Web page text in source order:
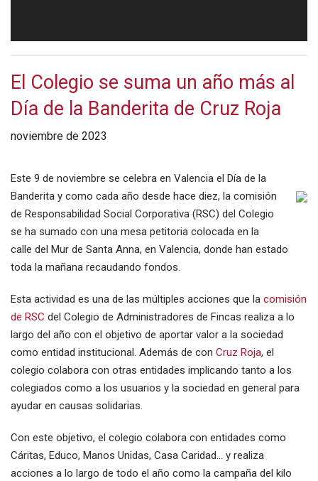
El Colegio se suma un año más al
Día de la Banderita de Cruz Roja
noviembre de 2023
Este 9 de noviembre se celebra en Valencia el Día de la
Banderita y como cada año desde hace diez, la comisión
de Responsabilidad Social Corporativa (RSC) del Colegio
se ha sumado con una mesa petitoria colocada en la
calle del Mur de Santa Anna, en Valencia, donde han estado
toda la mañana recaudando fondos.
Esta actividad es una de las múltiples acciones que la comisión
de RSC del Colegio de Administradores de Fincas realiza a lo
largo del año con el objetivo de aportar valor a la sociedad
como entidad institucional. Además de con Cruz Roja, el
colegio colabora con otras entidades implicando tanto a los
colegiados como a los usuarios y la sociedad en general para
ayudar en causas solidarias.
Con este objetivo, el colegio colabora con entidades como
Cáritas, Educo, Manos Unidas, Casa Caridad… y realiza
acciones a lo largo de todo el año como la campaña del kilo